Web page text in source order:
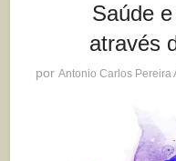
Saúde
através
por Antonio Carlos Pereira